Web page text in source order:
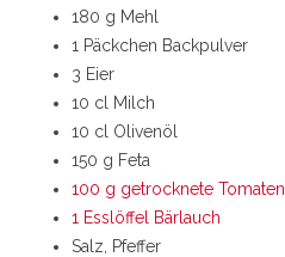
180 g Mehl
1 Päckchen Backpulver
3 Eier
10 cl Milch
10 cl Olivenöl
150 g Feta
100 g getrocknete Tomaten
1 Esslöffel Bärlauch
Salz, Pfeffer